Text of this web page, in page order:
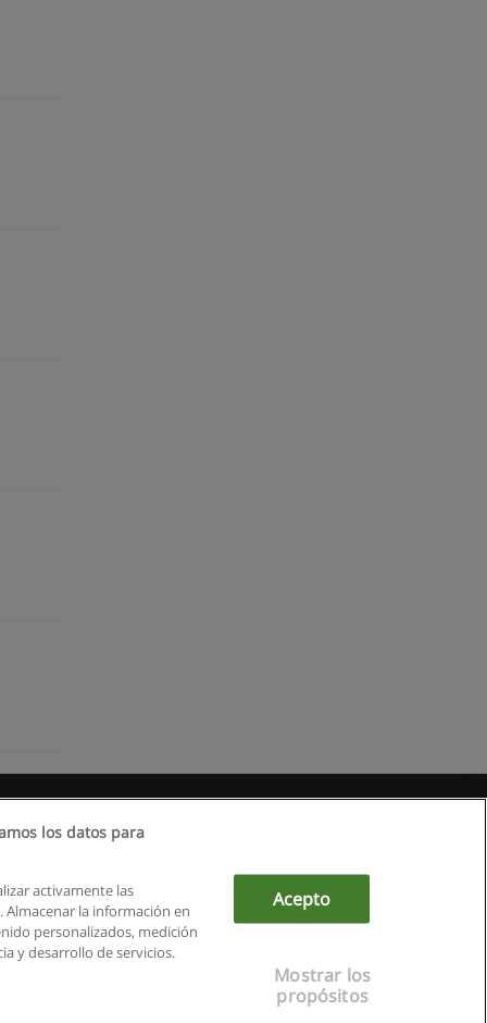
los datos para
activamente las
la información en
personalizados, medición
y desarrollo de servicios.
Acepto
Mostrar los
propósitos